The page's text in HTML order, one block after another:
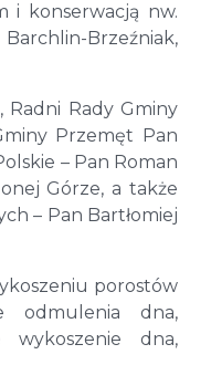
i konserwacją nw.
Brzeźniak,
Radni Rady Gminy
Przemęt Pan
– Pan Roman
Górze, a także
– Pan Bartłomiej
porostów
odmulenia dna,
dna,